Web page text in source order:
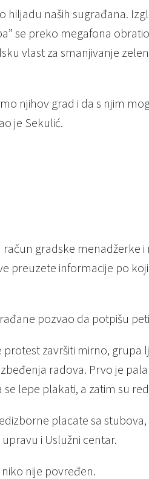
hiljadu naših sugrađana.
se preko megafona
vlast za smanjivanje
njihov grad i da s njim
je Sekulić.
gradske menadžerke i
preuzete informacije po
pozvao da potpišu
protest završiti mirno, grupa
radova. Prvo je
lepe plakati, a zatim su
placate sa
i Uslužni centar.
nije povređen.